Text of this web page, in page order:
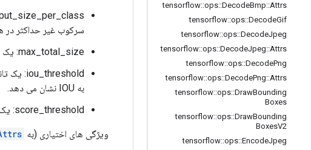
tensorflow::ops::DecodeBmp::Attrs
tensorflow::ops::DecodeGif
tensorflow::ops::DecodeJpeg
tensorflow::ops::DecodeJpeg::Attrs
tensorflow::ops::DecodePng
tensorflow::ops::DecodePng::Attrs
tensorflow::ops::DrawBounding
Boxes
tensorflow::ops::DrawBounding
BoxesV2
tensorflow::ops::EncodeJpeg
سرکوب غیر حداکثر در
max_total_size: یک اسکالر نشان دهنده حداکثر تعداد جعبه های حفظ شده در تمام کلاس ها.
به IOU نشان می دهد.
score_threshold: یک تانسور شناور 0-D که آستانه تصمیم گیری برای حذف جعبه ها بر اساس امتیاز را نشان می دهد.
ویژگی های اختیاری (به